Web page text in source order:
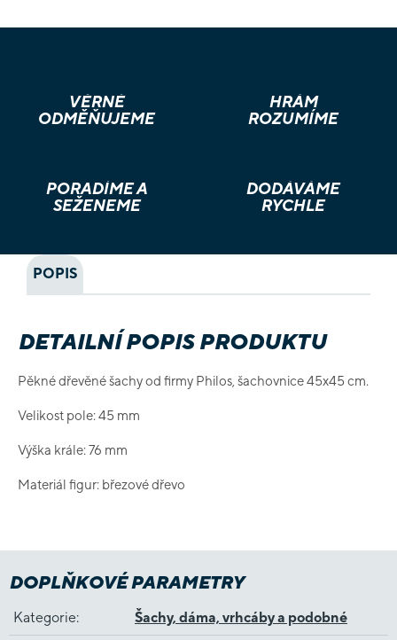
VĚRNÉ
ODMĚŇUJEME
HRÁM
ROZUMÍME
PORADÍME A
SEŽENEME
DODÁVÁME
RYCHLE
POPIS
DETAILNÍ POPIS PRODUKTU
Pěkné dřevěné šachy od firmy Philos, šachovnice 45x45 cm.
Velikost pole: 45 mm
Výška krále: 76 mm
Materiál figur: březové dřevo
DOPLŇKOVÉ PARAMETRY
Kategorie: Šachy, dáma, vrhcáby a podobné